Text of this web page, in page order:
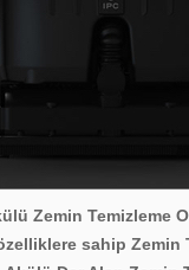
Zemin Temizleme
sahip Zemin